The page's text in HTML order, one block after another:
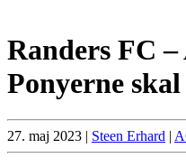
Randers FC
Ponyerne
27. maj 2023 | Steen Erhard |